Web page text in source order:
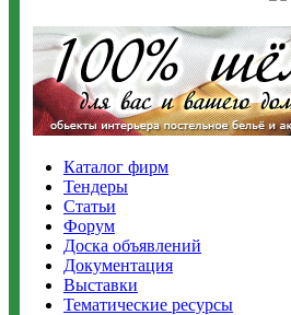
Каталог фирм
Тендеры
Статьи
Форум
Доска объявлений
Документация
Выставки
Тематические ресурсы